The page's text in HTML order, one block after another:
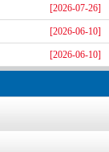
[2026-07-26]
[2026-06-10]
[2026-06-10]